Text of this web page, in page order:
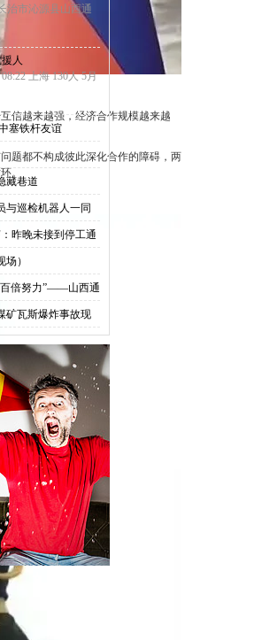
信越来越强，经济合作规模越来越
题都不构成彼此深化合作的障碍，两
。
治市沁源县山西通
人
上海 130人 5月
塞铁杆友谊
藏巷道
与巡检机器人一同
昨晚未接到停工通
）
百倍努力”——山西通
矿瓦斯爆炸事故现